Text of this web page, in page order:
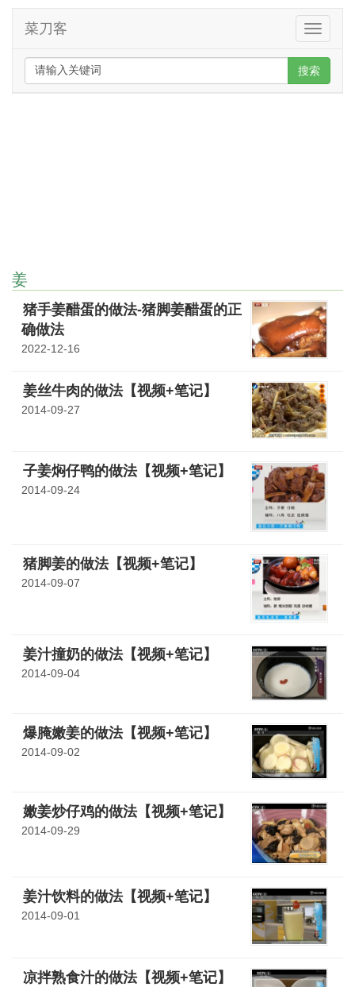
Toggle
菜刀客
搜索
姜
猪手姜醋蛋的做法-猪脚姜醋蛋的正
确做法
2022-12-16
姜丝牛肉的做法【视频+笔记】
2014-09-27
子姜焖仔鸭的做法【视频+笔记】
2014-09-24
猪脚姜的做法【视频+笔记】
2014-09-07
姜汁撞奶的做法【视频+笔记】
2014-09-04
爆腌嫩姜的做法【视频+笔记】
2014-09-02
嫩姜炒仔鸡的做法【视频+笔记】
2014-09-29
姜汁饮料的做法【视频+笔记】
2014-09-01
凉拌熟食汁的做法【视频+笔记】